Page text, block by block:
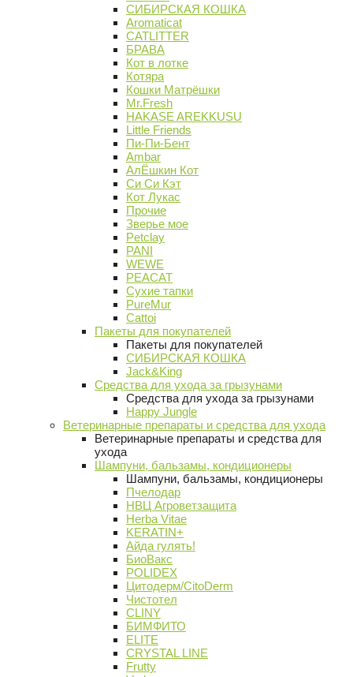
СИБИРСКАЯ КОШКА
Aromaticat
CATLITTER
БРАВА
Кот в лотке
Котяра
Кошки Матрёшки
Mr.Fresh
HAKASE AREKKUSU
Little Friends
Пи-Пи-Бент
Ambar
АлЁшкин Кот
Си Си Кэт
Кот Лукас
Прочие
Зверье мое
Petclay
PANI
WEWE
PEACAT
Сухие тапки
PureMur
Cattoi
Пакеты для покупателей
Пакеты для покупателей
СИБИРСКАЯ КОШКА
Jack&King
Средства для ухода за грызунами
Средства для ухода за грызунами
Happy Jungle
Ветеринарные препараты и средства для ухода
Ветеринарные препараты и средства для
ухода
Шампуни, бальзамы, кондиционеры
Шампуни, бальзамы, кондиционеры
Пчелодар
НВЦ Агроветзащита
Herba Vitae
KERATIN+
Айда гулять!
БиоВакс
POLIDEX
Цитодерм/CitoDerm
Чистотел
CLINY
БИМФИТО
ELITE
CRYSTAL LINE
Frutty